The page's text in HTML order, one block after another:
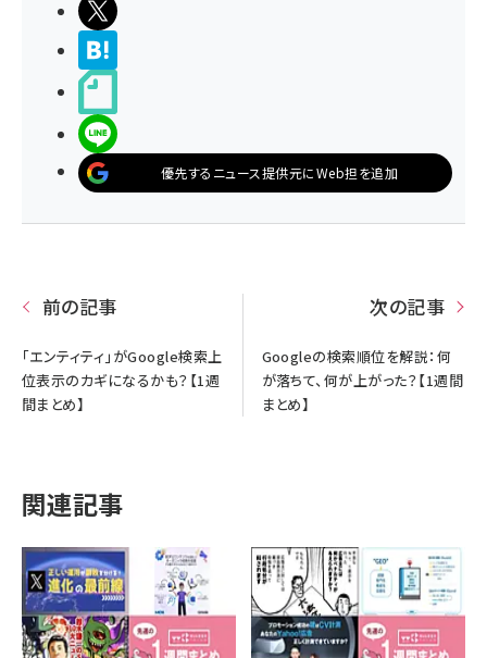
優先するニュース提供元にWeb担を追加
前の記事
「エンティティ」がGoogle検索上
位表示のカギになるかも？【1週
間まとめ】
次の記事
Googleの検索順位を解説：何
が落ちて、何が上がった？【1週間
まとめ】
関連記事